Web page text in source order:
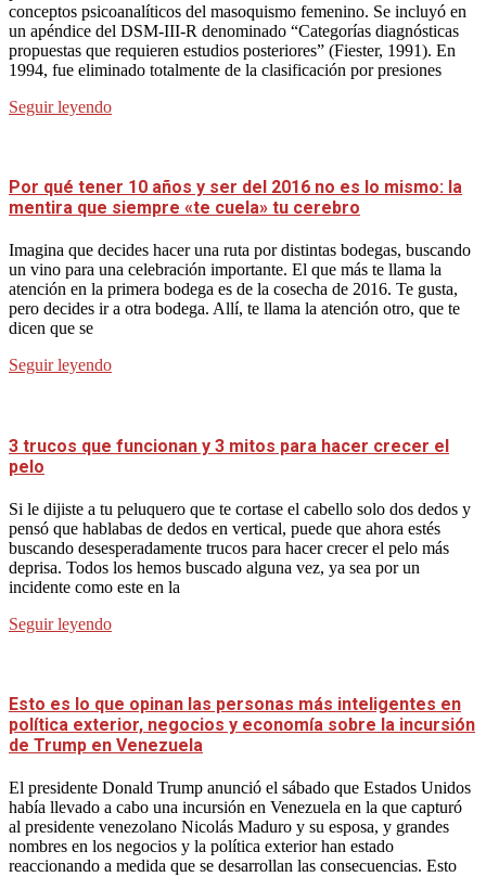
conceptos psicoanalíticos del masoquismo femenino. Se incluyó en
un apéndice del DSM-III-R denominado “Categorías diagnósticas
propuestas que requieren estudios posteriores” (Fiester, 1991). En
1994, fue eliminado totalmente de la clasificación por presiones
Seguir leyendo
Por qué tener 10 años y ser del 2016 no es lo mismo: la
mentira que siempre «te cuela» tu cerebro
Imagina que decides hacer una ruta por distintas bodegas, buscando
un vino para una celebración importante. El que más te llama la
atención en la primera bodega es de la cosecha de 2016. Te gusta,
pero decides ir a otra bodega. Allí, te llama la atención otro, que te
dicen que se
Seguir leyendo
3 trucos que funcionan y 3 mitos para hacer crecer el
pelo
Si le dijiste a tu peluquero que te cortase el cabello solo dos dedos y
pensó que hablabas de dedos en vertical, puede que ahora estés
buscando desesperadamente trucos para hacer crecer el pelo más
deprisa. Todos los hemos buscado alguna vez, ya sea por un
incidente como este en la
Seguir leyendo
Esto es lo que opinan las personas más inteligentes en
política exterior, negocios y economía sobre la incursión
de Trump en Venezuela
El presidente Donald Trump anunció el sábado que Estados Unidos
había llevado a cabo una incursión en Venezuela en la que capturó
al presidente venezolano Nicolás Maduro y su esposa, y grandes
nombres en los negocios y la política exterior han estado
reaccionando a medida que se desarrollan las consecuencias. Esto